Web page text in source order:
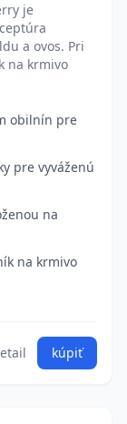
je
a ovos. Pri
na krmivo
obilnín pre
pre vyváženú
na
na krmivo
kúpiť